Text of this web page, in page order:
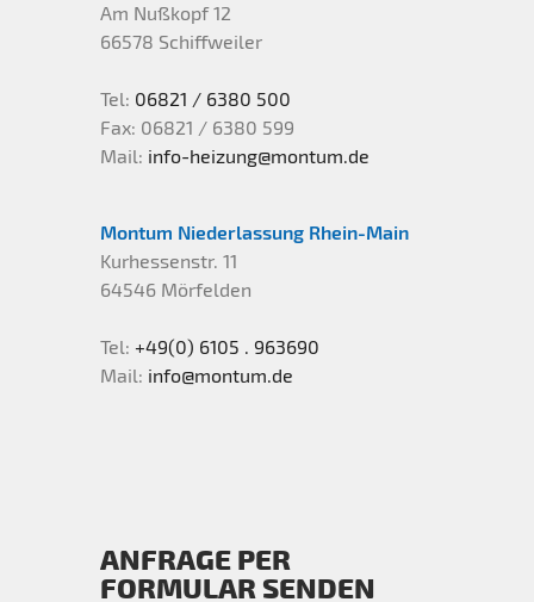
Zubehör
Am Nußkopf 12
66578 Schiffweiler
Tel: 06821 / 6380 500
Fax: 06821 / 6380 599
Mail: info-heizung@montum.de
Montum Niederlassung Rhein-Main
Kurhessenstr. 11
64546 Mörfelden
Tel: +49(0) 6105 . 963690
Mail: info@montum.de
ANFRAGE PER
FORMULAR SENDEN